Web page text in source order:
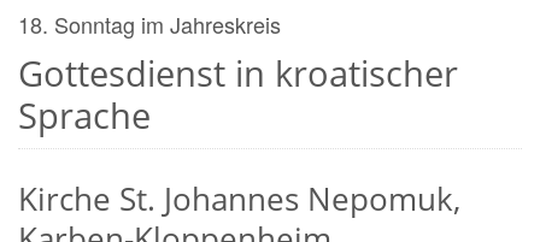
Gottesdienst in kroatischer
Sprache
18. Sonntag im Jahreskreis
Kirche St. Johannes Nepomuk,